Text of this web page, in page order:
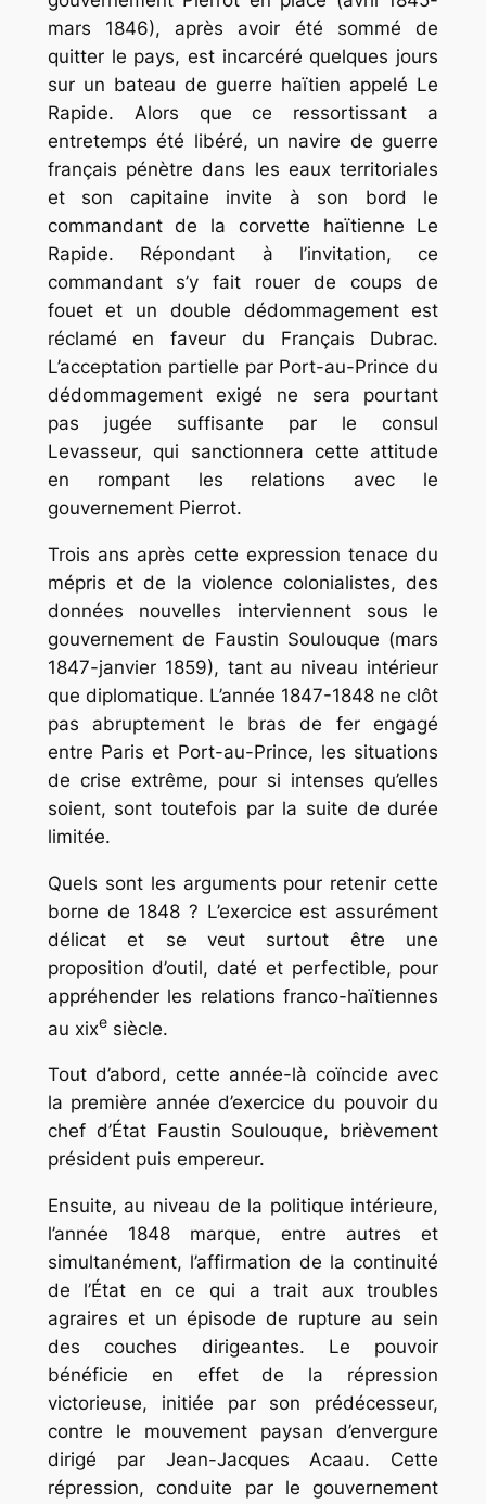
mars 1846), après avoir été sommé de
quitter le pays, est incarcéré quelques jours
sur un bateau de guerre haïtien appelé Le
Rapide. Alors que ce ressortissant a
entretemps été libéré, un navire de guerre
français pénètre dans les eaux territoriales
et son capitaine invite à son bord le
commandant de la corvette haïtienne Le
Rapide. Répondant à l’invitation, ce
commandant s’y fait rouer de coups de
fouet et un double dédommagement est
réclamé en faveur du Français Dubrac.
L’acceptation partielle par Port-au-Prince du
dédommagement exigé ne sera pourtant
pas jugée suffisante par le consul
Levasseur, qui sanctionnera cette attitude
en rompant les relations avec le
gouvernement Pierrot.
Trois ans après cette expression tenace du
mépris et de la violence colonialistes, des
données nouvelles interviennent sous le
gouvernement de Faustin Soulouque (mars
1847-janvier 1859), tant au niveau intérieur
que diplomatique. L’année 1847-1848 ne clôt
pas abruptement le bras de fer engagé
entre Paris et Port-au-Prince, les situations
de crise extrême, pour si intenses qu’elles
soient, sont toutefois par la suite de durée
limitée.
Quels sont les arguments pour retenir cette
borne de 1848 ? L’exercice est assurément
délicat et se veut surtout être une
proposition d’outil, daté et perfectible, pour
appréhender les relations franco-haïtiennes
au xixesiècle.
Tout d’abord, cette année-là coïncide avec
la première année d’exercice du pouvoir du
chef d’État Faustin Soulouque, brièvement
président puis empereur.
Ensuite, au niveau de la politique intérieure,
l’année 1848 marque, entre autres et
simultanément, l’affirmation de la continuité
de l’État en ce qui a trait aux troubles
agraires et un épisode de rupture au sein
des couches dirigeantes. Le pouvoir
bénéficie en effet de la répression
victorieuse, initiée par son prédécesseur,
contre le mouvement paysan d’envergure
dirigé par Jean-Jacques Acaau. Cette
répression, conduite par le gouvernement